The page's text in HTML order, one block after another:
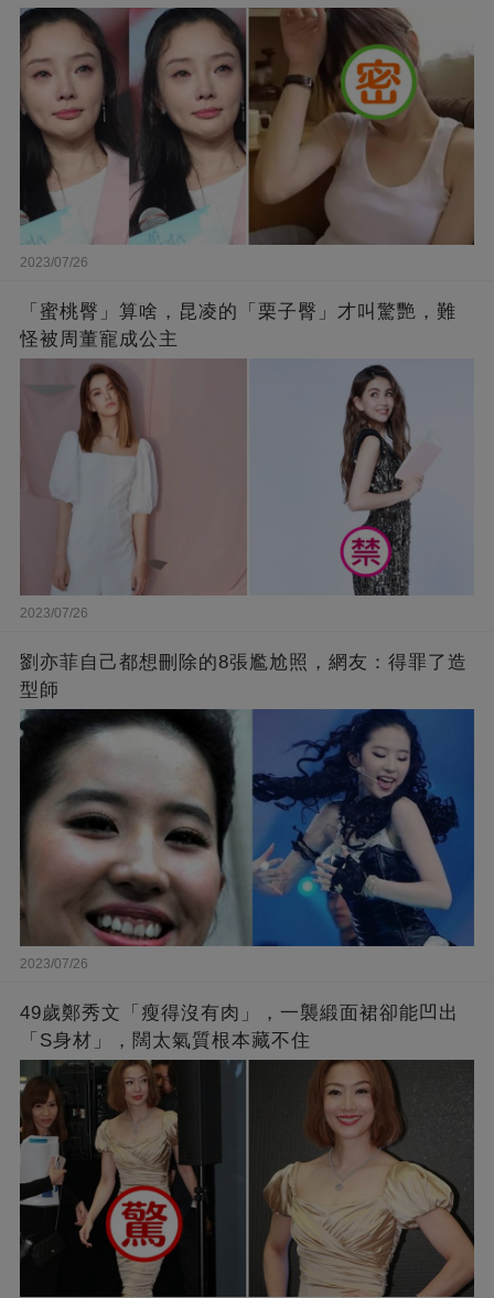
2023/07/26
「蜜桃臀」算啥，昆凌的「栗子臀」才叫驚艷，難
怪被周董寵成公主
2023/07/26
劉亦菲自己都想刪除的8張尷尬照，網友：得罪了造
型師
2023/07/26
49歲鄭秀文「瘦得沒有肉」，一襲緞面裙卻能凹出
「S身材」，闊太氣質根本藏不住